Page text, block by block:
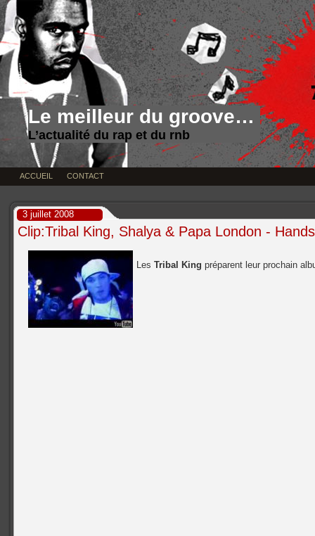
Le meilleur du groove…
L’actualité du rap et du rnb
ACCUEIL CONTACT
3 juillet 2008
Clip:Tribal King, Shalya & Papa London -
Les Tribal King préparent leur prochain